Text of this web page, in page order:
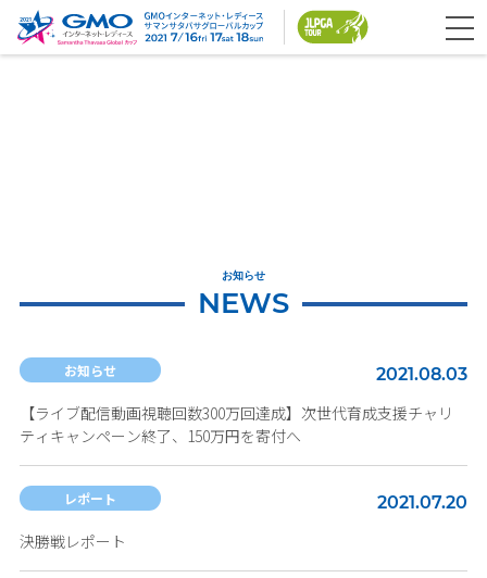
お知らせ
NEWS
お知らせ 2021.08.03
【ライブ配信動画視聴回数300万回達成】次世代育成支援チャリ
ティキャンペーン終了、150万円を寄付へ
レポート 2021.07.20
決勝戦レポート